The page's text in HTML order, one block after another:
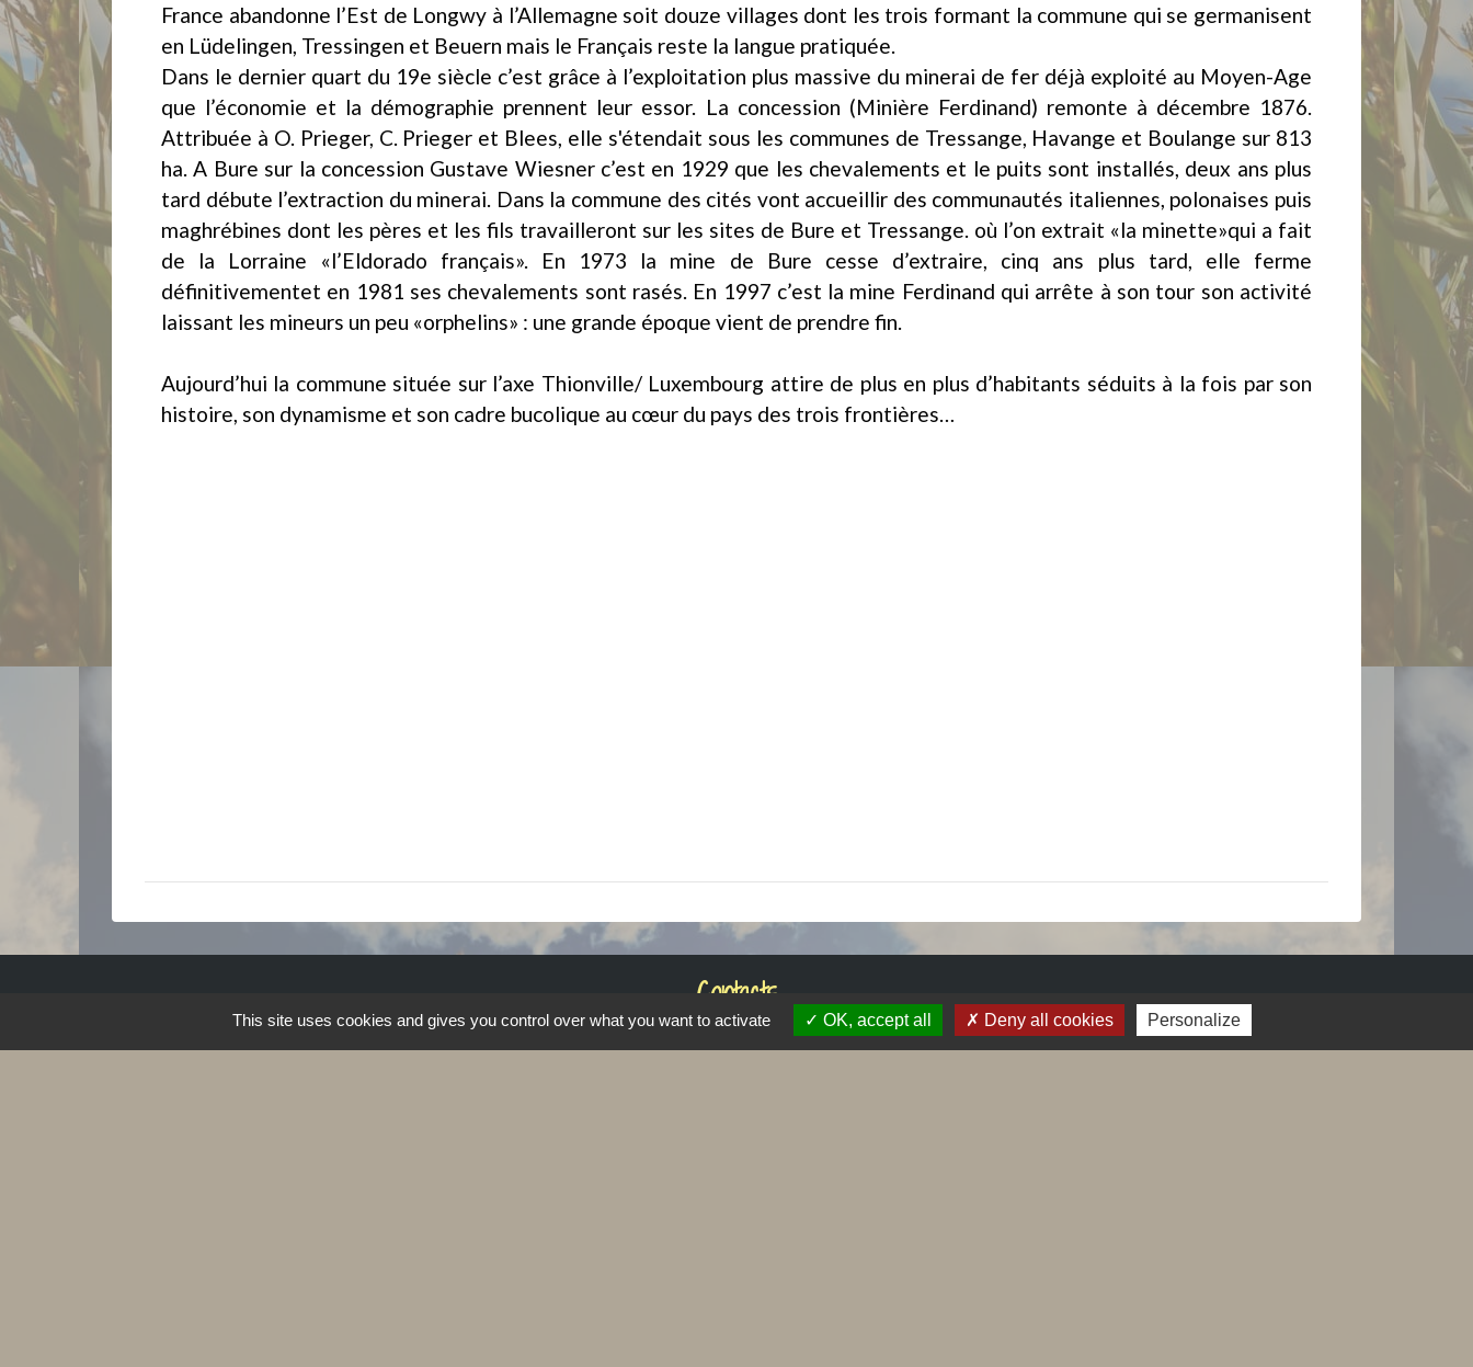
France abandonne l’Est de Longwy à l’Allemagne soit douze villages dont les trois formant la commune qui se germanisent
en Lüdelingen, Tressingen et Beuern mais le Français reste la langue pratiquée.
Dans le dernier quart du 19e siècle c’est grâce à l’exploitation plus massive du minerai de fer déjà exploité au Moyen-Age
que l’économie et la démographie prennent leur essor. La concession (Minière Ferdinand) remonte à décembre 1876.
Attribuée à O. Prieger, C. Prieger et Blees, elle s'étendait sous les communes de Tressange, Havange et Boulange sur 813
ha. A Bure sur la concession Gustave Wiesner c’est en 1929 que les chevalements et le puits sont installés, deux ans plus
tard débute l’extraction du minerai. Dans la commune des cités vont accueillir des communautés italiennes, polonaises puis
maghrébines dont les pères et les fils travailleront sur les sites de Bure et Tressange. où l’on extrait «la minette»qui a fait
de la Lorraine «l’Eldorado français». En 1973 la mine de Bure cesse d’extraire, cinq ans plus tard, elle ferme
définitivementet en 1981 ses chevalements sont rasés. En 1997 c’est la mine Ferdinand qui arrête à son tour son activité
laissant les mineurs un peu «orphelins» : une grande époque vient de prendre fin.
Aujourd’hui la commune située sur l’axe Thionville/ Luxembourg attire de plus en plus d’habitants séduits à la fois par son
histoire, son dynamisme et son cadre bucolique au cœur du pays des trois frontières…
Contacts
Commune de Tressange
This site uses cookies and gives you control over what you want to activate OK, accept all Deny all cookies Personalize